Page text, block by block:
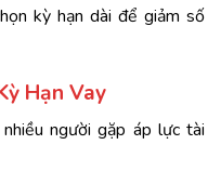
kỳ hạn dài để giảm số
Hạn Vay
người gặp áp lực tài